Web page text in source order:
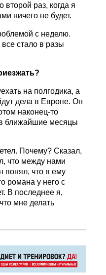
раз, когда я
ничего не будет.
с неделю.
стало в разы
на полгодика, а
дела в Европе. Он
наконец-то
ближайшие месяцы
Почему? Сказал,
что между нами
понял, что я ему
романа у него с
В последнее я,
мне делать